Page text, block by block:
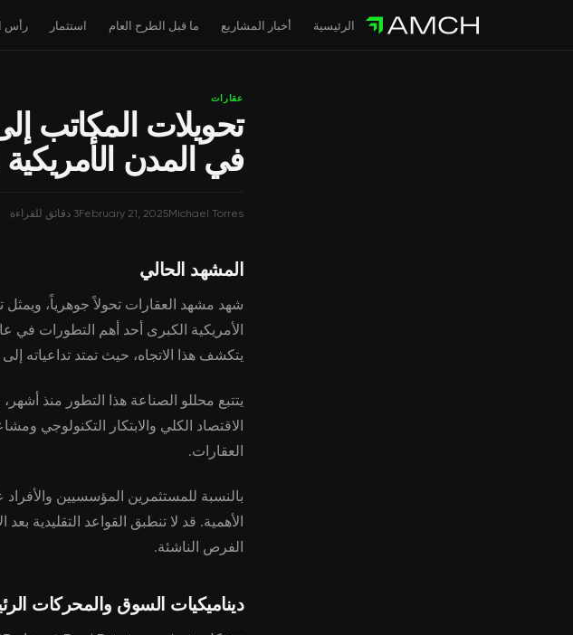
الرئيسية أخبار المشاريع ما قبل الطرح العام استثمار رأس
عقارات
تحويلات المكاتب
في المدن
Michael Torres
February 21, 20253 دقائق للقراءة
المشهد الحالي
شهد مشهد العقارات تحولاً جوهرياً،
يتكشف هذا الاتجاه، حيث تمتد تداعياته
يتتبع محللو الصناعة هذا التطور منذ
الاقتصاد الكلي والابتكار التكنولوجي
العقارات.
بالنسبة للمستثمرين المؤسسيين
الأهمية. قد لا تنطبق القواعد التقليدية
الفرص الناشئة.
ديناميكيات السوق والمحركات